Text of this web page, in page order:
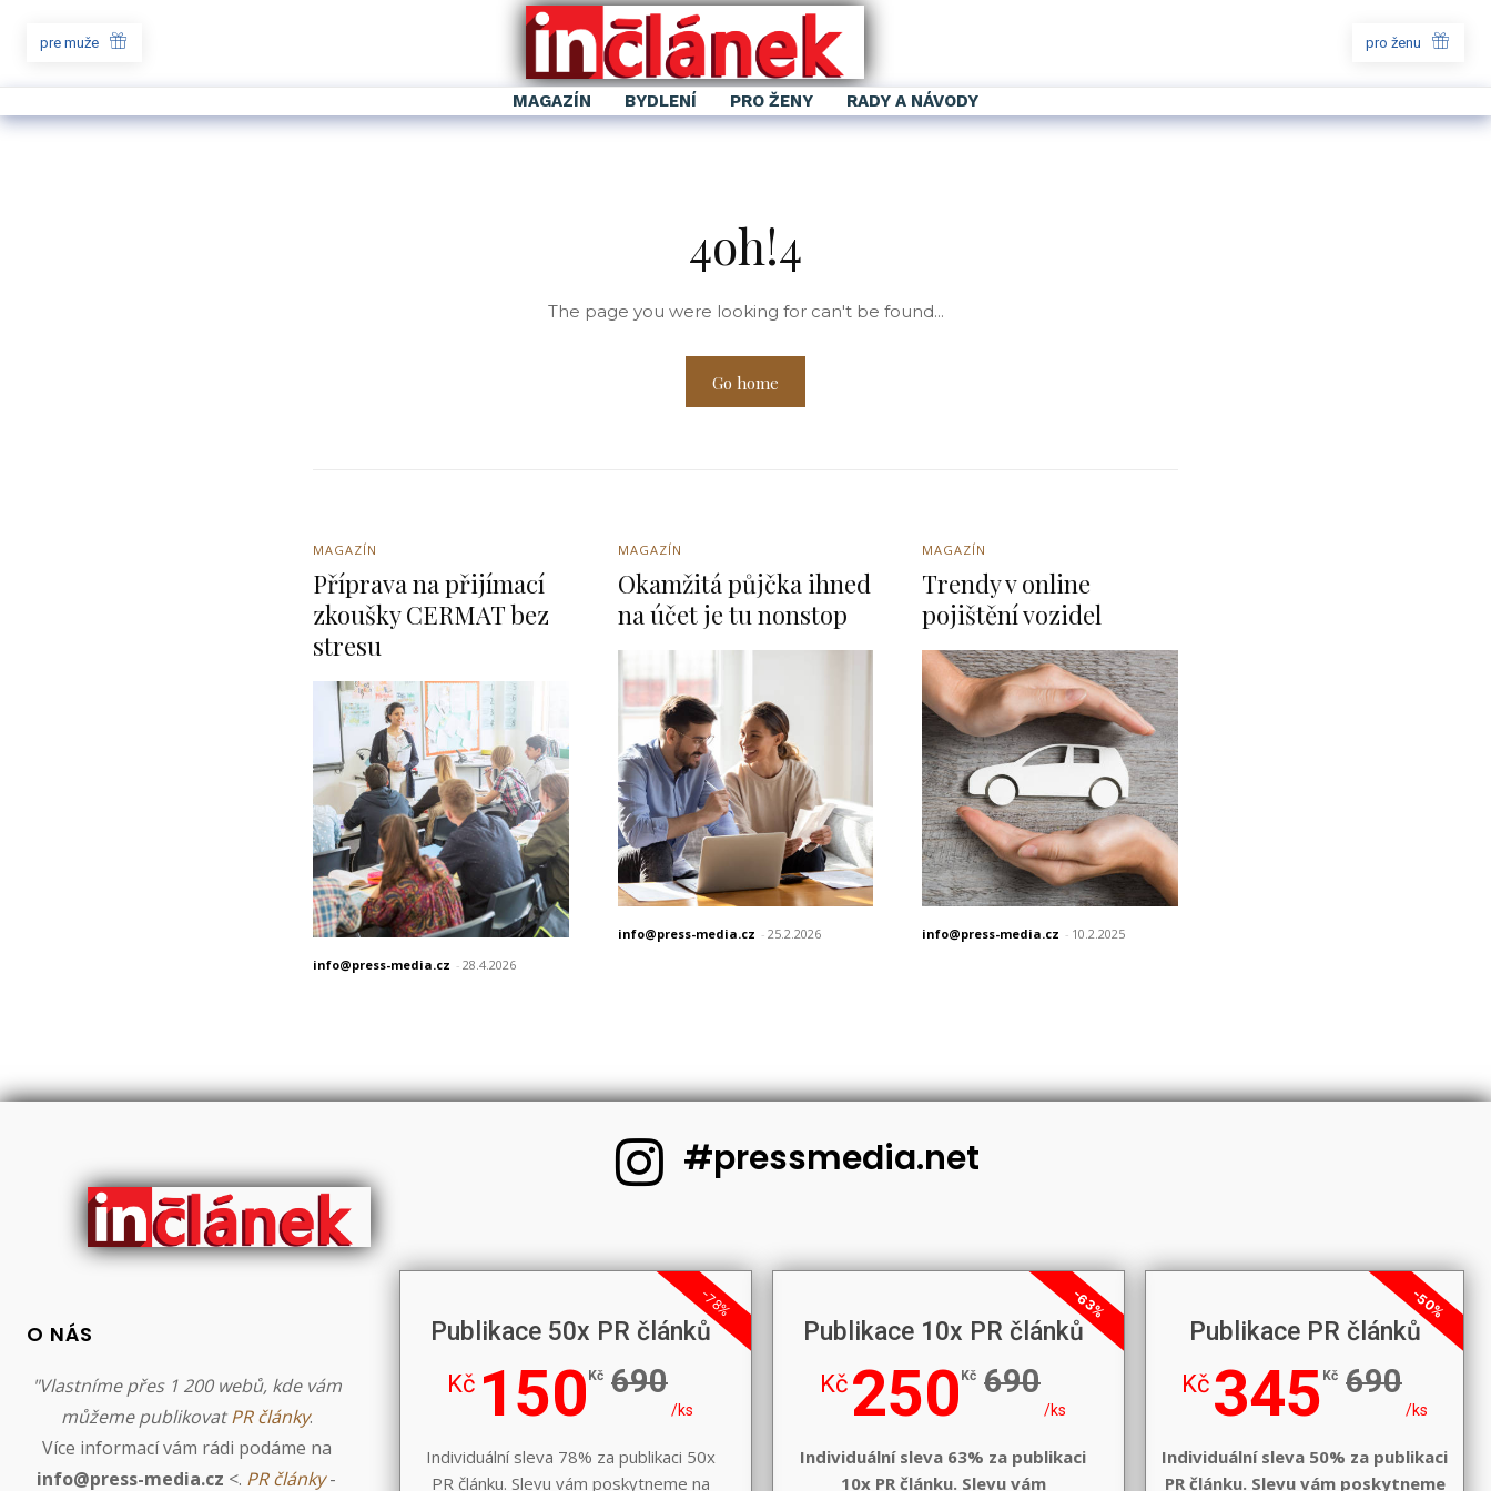
pre muže pro ženu
MAGAZÍN BYDLENÍ PRO ŽENY RADY A NÁVODY
4oh!4
The page you were looking for can't be found...
Go home
MAGAZÍN
Příprava na přijímací
zkoušky CERMAT bez
stresu
info@press-media.cz - 28.4.2026
MAGAZÍN
Okamžitá půjčka ihned
na účet je tu nonstop
info@press-media.cz - 25.2.2026
MAGAZÍN
Trendy v online
pojištění vozidel
info@press-media.cz - 10.2.2025
#pressmedia.net
O NÁS
"Vlastníme přes 1 200 webů, kde vám
můžeme publikovatPR články.
Více informací vám rádi podáme na
info@press-media.cz <. PR články-
-78%
Publikace 50x PR článků
Kč 150 Kč 690
/ks
Individuální sleva 78% za publikaci 50x
PR článku. Slevu vám poskytneme na
-63%
Publikace 10x PR článků
Kč 250 Kč 690
/ks
Individuální sleva 63% za publikaci
10x PR článku. Slevu vám
-50%
Publikace PR článků
Kč 345 Kč 690
/ks
Individuální sleva 50% za publikaci
PR článku. Slevu vám poskytneme